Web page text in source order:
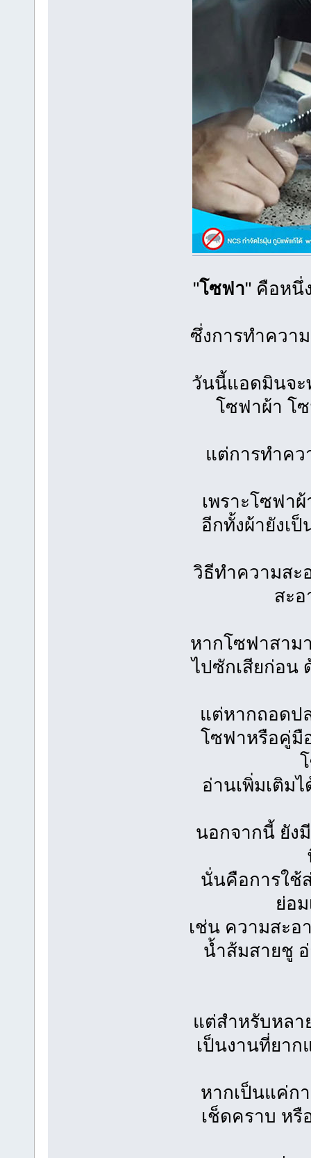
"โซฟา" คือหนึ่
ซึ่งการทำควา
วันนี้แอดมินจะ
โซฟาผ้า โ
แต่การทำคว
เพราะโซฟา
อีกทั้งผ้ายังเ
วิธีทำความสะ
สะ
หากโซฟาสาม
ไปซักเสียก่อน
แต่หากถอดป
โซฟาหรือคู่มื
อ่านเพิ่มเติม
นอกจากนี้ ยัง
นั่นคือการใช้
ย่อ
เช่น ความสะอ
น้ำส้มสายชู
แต่สำหรับหล
เป็นงานที่ยา
หากเป็นแค่ก
เช็ดคราบ หรื